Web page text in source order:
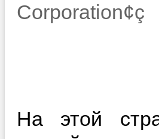
Corporation¢ç
На этой